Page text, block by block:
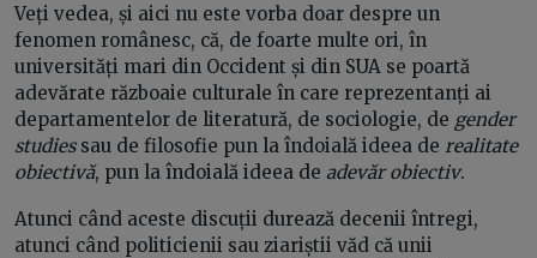
Veți vedea, și aici nu este vorba doar despre un
fenomen românesc, că, de foarte multe ori, în
universități mari din Occident și din SUA se poartă
adevărate războaie culturale în care reprezentanți ai
departamentelor de literatură, de sociologie, de gender
studiessau de filosofie pun la îndoială ideea de realitate
obiectivă, pun la îndoială ideea de adevăr obiectiv.
Atunci când aceste discuții durează decenii întregi,
atunci când politicienii sau ziariștii văd că unii